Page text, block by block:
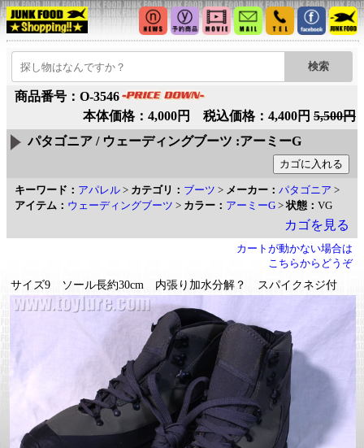
商品番号：O-3546
本体価格：4,000円 税込価格：4,400円 5,500円
パタゴニア / ウェーディングブーツ :アーミーG
キーワード： アパレル > カテゴリ： ブーツ > メーカー： パタゴニア >
アイテム： ウェーディングブーツ > カラー： アーミーG >状態： VG
カゴを見る
カートが動かない場合は
こちらからどうぞ
サイズ9 ソール長約30cm 内張り加水分解？ スパイクネジ付